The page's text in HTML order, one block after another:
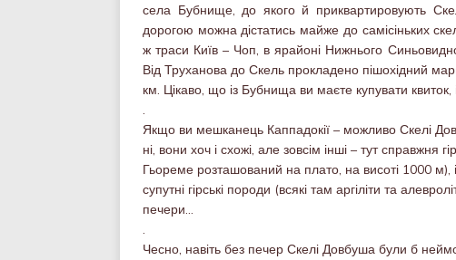
села Бубнище, до якого й приквартировують
дорогою можна дістатись майже до самісіньких
ж траси Київ – Чоп, в ярайоні Нижнього
Від Труханова до Скель прокладено пішохідний
км. Цікаво, що із Бубнища ви маєте купувати
.
Якщо ви мешканець Каппадокії – можливо Скелі
ні, вони хоч і схожі, але зовсім інші – тут справжня
Гьореме розташований на плато, на висоті 1000 м),
супутні гірські породи (всякі там аргіліти та
печери…
.
Чесно, навіть без печер Скелі Довбуша були б